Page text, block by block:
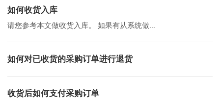
如何收货入库
请您参考本文做收货入库。 如果有从系统做...
如何对已收货的采购订单进行退货
收货后如何支付采购订单